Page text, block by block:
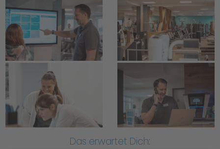
Das erwartet Dich: